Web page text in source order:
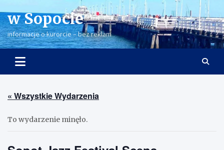
to
content
w Sopocie
informacje o kurorcie – bez reklam
« Wszystkie Wydarzenia
To wydarzenie minęło.